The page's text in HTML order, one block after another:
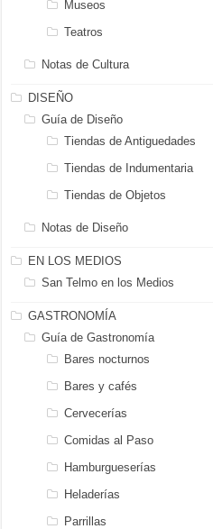
Museos
Teatros
Notas de Cultura
DISEÑO
Guía de Diseño
Tiendas de Antiguedades
Tiendas de Indumentaria
Tiendas de Objetos
Notas de Diseño
EN LOS MEDIOS
San Telmo en los Medios
GASTRONOMÍA
Guía de Gastronomía
Bares nocturnos
Bares y cafés
Cervecerías
Comidas al Paso
Hamburgueserías
Heladerías
Parrillas